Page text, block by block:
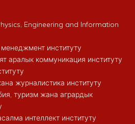
Engineering and Information
институту
аралык коммуникация институту
журналистика институту
туризм жана агрардык
интеллект институту